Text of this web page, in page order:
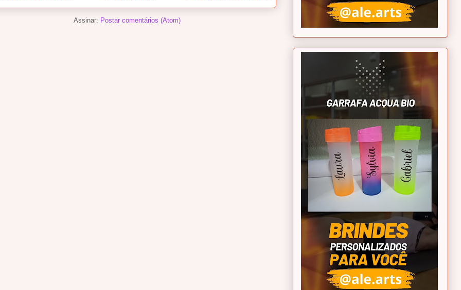
Assinar: Postar comentários (Atom)